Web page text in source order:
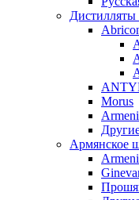
Morus
Армянское